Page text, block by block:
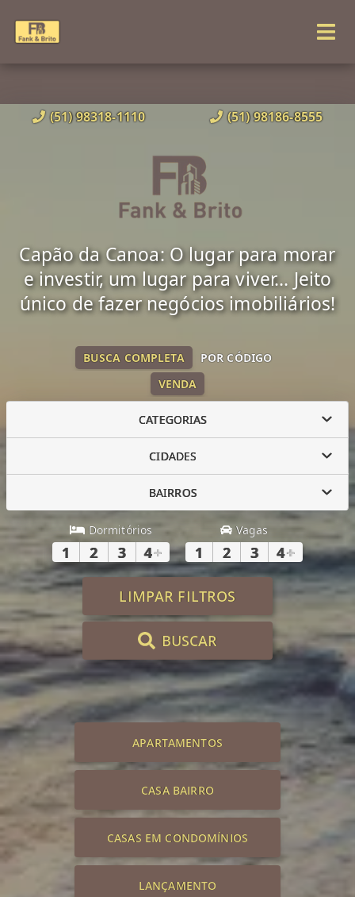
(51) 98318-1110 (51) 98186-8555
Capão da Canoa: O lugar para morar
e investir, um lugar para viver... Jeito
único de fazer negócios imobiliários!
VENDA
BUSCA COMPLETA POR CÓDIGO
CATEGORIAS
CIDADES
BAIRROS
Dormitórios
1 2 3 4+
Vagas
1 2 3 4+
LIMPAR FILTROS
BUSCAR
APARTAMENTOS
CASA BAIRRO
CASAS EM CONDOMÍNIOS
LANÇAMENTO